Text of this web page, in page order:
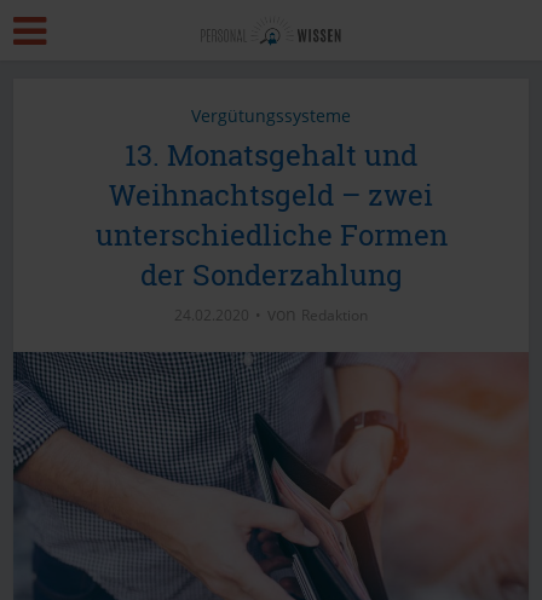
Vergütungssysteme
13. Monatsgehalt und
Weihnachtsgeld – zwei
unterschiedliche Formen
der Sonderzahlung
24.02.2020 von Redaktion